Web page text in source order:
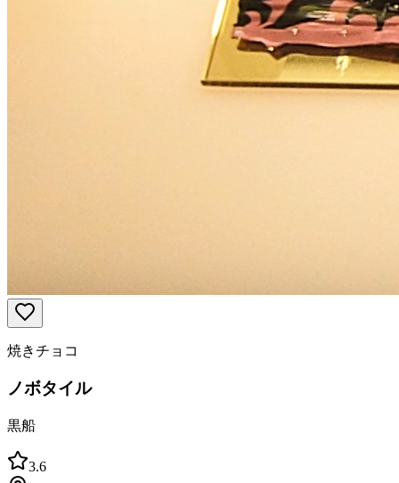
焼きチョコ
ノボタイル
黒船
3.6